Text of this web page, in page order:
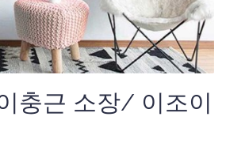
충근 소장/ 이조이